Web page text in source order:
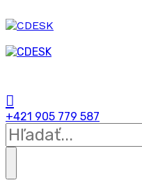
+421 905 779 587